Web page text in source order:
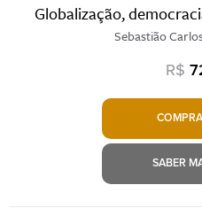
Globalização,
Sebastião
R$
SABER